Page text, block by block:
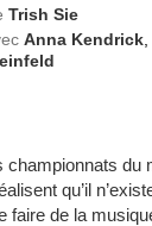
Trish Sie
Anna Kendrick
championnats du
qu’il
faire de la